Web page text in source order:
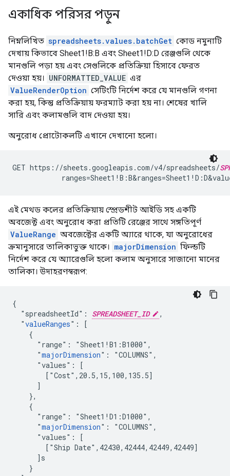
একাধিক পরিসর পড়ুন
নিম্নলিখিত spreadsheets.values.batchGet কোড নমুনাটি
দেখায় কিভাবে Sheet1!B:B এবং Sheet1!D:D রেঞ্জগুলি থেকে
মানগুলি পড়া হয় এবং সেগুলিকে প্রতিক্রিয়া হিসাবে ফেরত
দেওয়া হয়। UNFORMATTED_VALUE এর
ValueRenderOption সেটিংটি নির্দেশ করে যে মানগুলি গণনা
করা হয়, কিন্তু প্রতিক্রিয়ায় ফরম্যাট করা হয় না। শেষের খালি
সারি এবং কলামগুলি বাদ দেওয়া হয়।
অনুরোধ প্রোটোকলটি এখানে দেখানো হলো।
GET https://sheets.googleapis.com/v4/spreadsheets/
এই মেথড কলের প্রতিক্রিয়ায় স্প্রেডশীট আইডি সহ একটি
অবজেক্ট এবং অনুরোধ করা প্রতিটি রেঞ্জের সাথে সঙ্গতিপূর্ণ
ValueRange অবজেক্টের একটি অ্যারে থাকে, যা অনুরোধের
ক্রমানুসারে তালিকাভুক্ত থাকে। majorDimension ফিল্ডটি
নির্দেশ করে যে অ্যারেগুলি হলো কলাম অনুসারে সাজানো মানের
তালিকা। উদাহরণস্বরূপ:
{
  "spreadsheetId":
SPREADSHEET_ID
,
  "
valueRanges": [
    {
      "range": "Sheet1!B1:B1000",
      "
majorDimension": "COLUMNS",
      "values": [
        ["Cost",20.5,15,100,135.5]
      ]
    },
    {
      "range": "Sheet1!D1:D1000",
      "
majorDimension": "COLUMNS",
      "values": [
        ["Ship Date",42430,42444,42449,42449]
      ]s
    }